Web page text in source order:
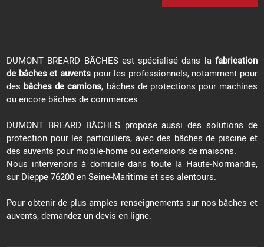
DUMONT BREARD BÂCHES est spécialisé dans la fabrication
de bâches et auventspour les professionnels, notamment pour
des bâches de camions, bâches de protections pour machines
ou encore bâches de commerces.
DUMONT BREARD BÂCHES propose aussi des solutions de
protection pour les particuliers, avec des bâches de piscine et
des auvents pour mobile-home ou extensions de maisons.
Nous intervenons à domicile dans toute la Haute-Normandie,
sur Dieppe 76200 en Seine-Maritime et ses alentours.
Pour obtenir de plus amples renseignements sur nos bâches et
auvents, demandez un devis en ligne.